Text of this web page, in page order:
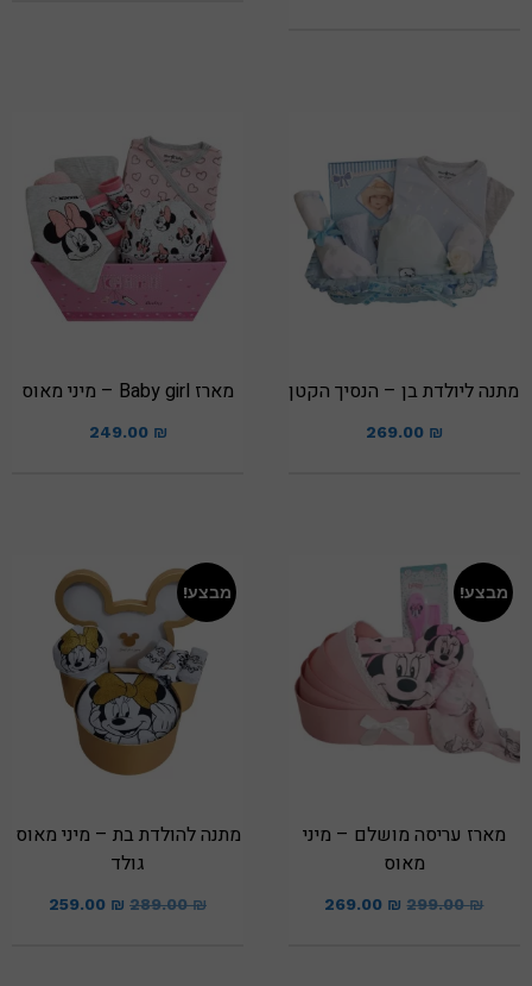
מתנה ליולדת בן – הנסיך הקטן
269.00 ₪
מארז Baby girl – מיני מאוס
249.00 ₪
מבצע!
מארז עריסה מושלם – מיני
מאוס
299.00₪
269.00 ₪
מבצע!
מתנה להולדת בת – מיני מאוס
גולד
289.00₪
259.00 ₪